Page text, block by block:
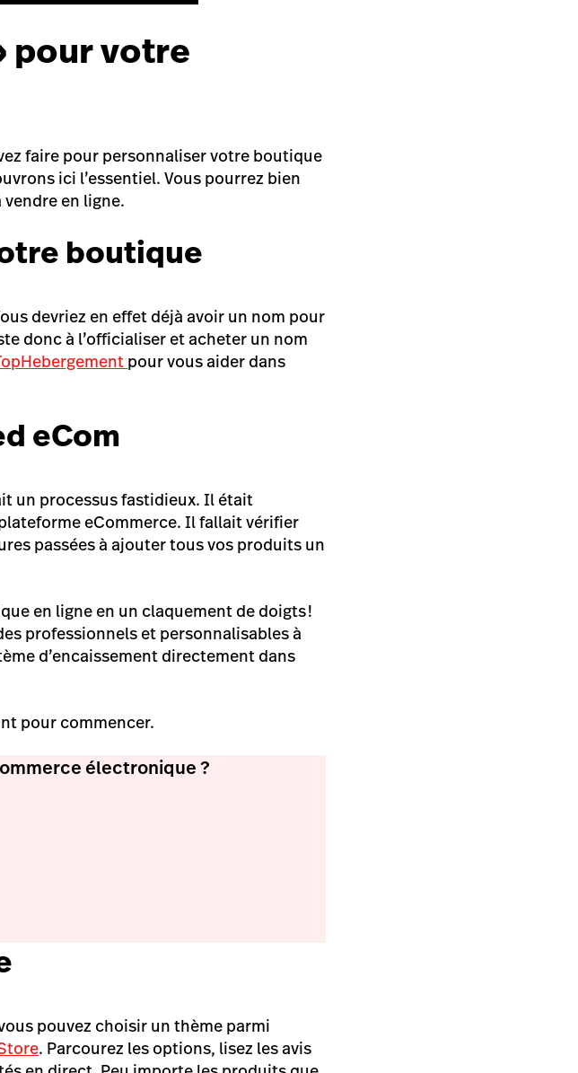
pour votre
faire pour personnaliser votre boutique
ici l’essentiel. Vous pourrez bien
en ligne.
boutique
devriez en effet déjà avoir un nom pour
donc à l’officialiser et acheter un nom
pour vous aider dans
eCom
un processus fastidieux. Il était
eCommerce. Il fallait vérifier
passées à ajouter tous vos produits un
en ligne en un claquement de doigts !
professionnels et personnalisables à
d’encaissement directement dans
pour commencer.
électronique ?
pouvez choisir un thème parmi
. Parcourez les options, lisez les avis